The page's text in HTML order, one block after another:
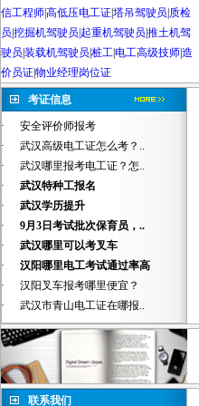
信工程师高低压电工证塔吊驾驶员 质检
员 挖掘机驾驶员|起重机驾驶员 推土机驾
驶员 装载机驾驶员 桩工电工高级技师造
价员证物业经理岗位证
考证信息
·
安全评价师报考
·
武汉高级电工证怎么考？..
·
武汉哪里报考电工证？怎..
·
武汉特种工报名
·
武汉学历提升
·
9月3日考试批次保育员，..
·
武汉哪里可以考叉车
·
汉阳哪里电工考试通过率高
·
汉阳叉车报考哪里便宜？
·
武汉市青山电工证在哪报..
联系我们